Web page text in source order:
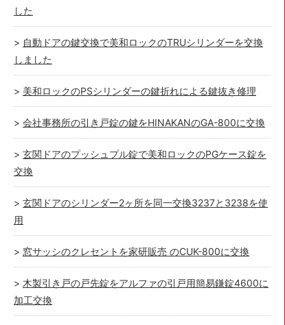
した
自動ドアの鍵交換で美和ロックのTRUシリンダーを交換
しました
美和ロックのPSシリンダーの鍵折れによる鍵抜き修理
会社事務所の引き戸錠の鍵をHINAKANのGA-800に交換
玄関ドアのプッシュプル錠で美和ロックのPGケース錠を
交換
玄関ドアのシリンダー2ヶ所を同一交換3237と3238を使
用
窓サッシのクレセントを家研販売 のCUK-800に交換
木製引き戸の戸先錠をアルファの引戸用簡易鎌錠4600に
加工交換